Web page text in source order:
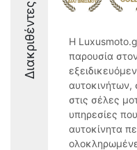
Διακριθέντες
Η
παρουσία
στις σέλες
υπηρεσίες
αυτοκίνητα